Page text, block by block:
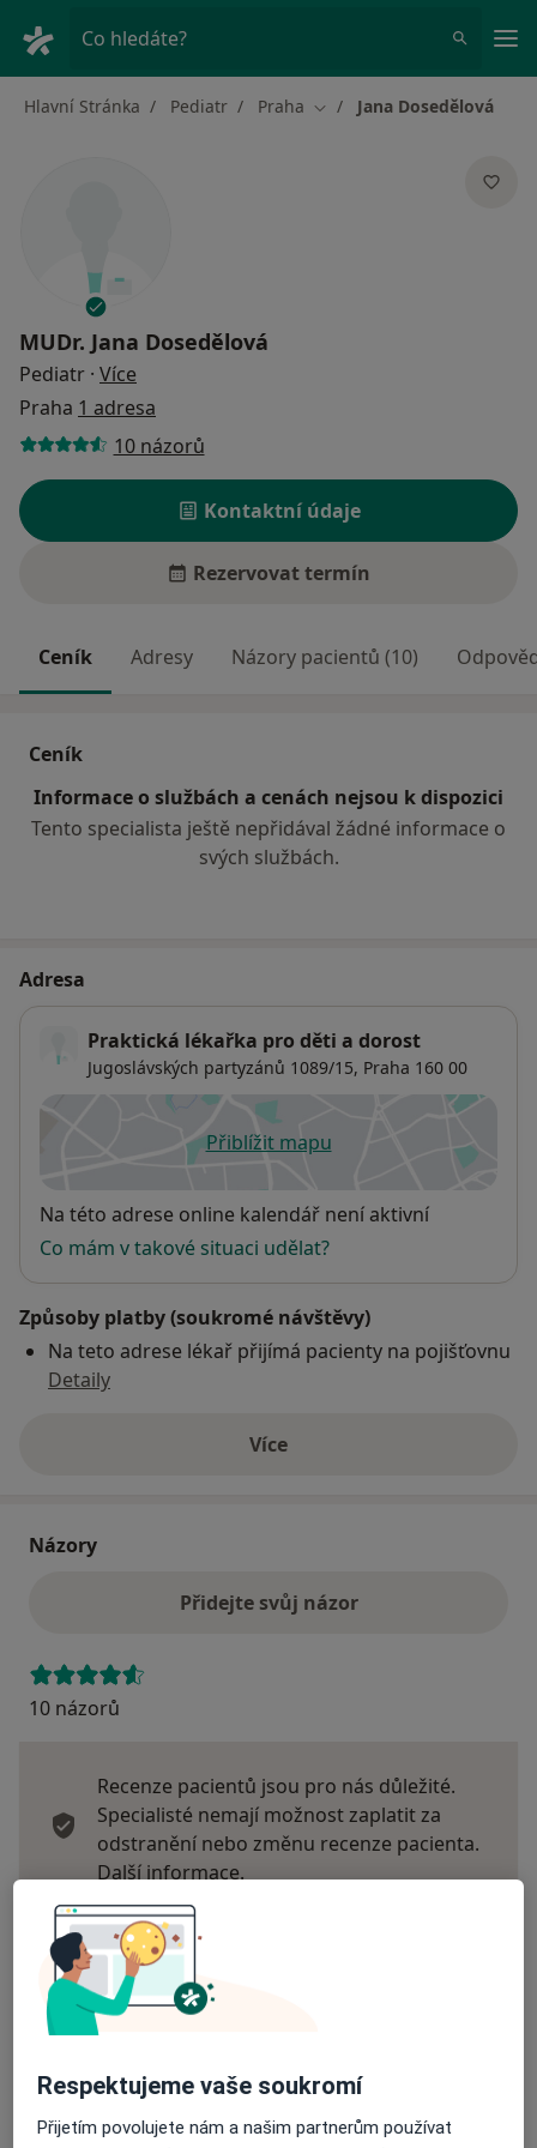
Co hledáte?
Hlavní Stránka Pediatr Praha Změna města
Jana Dosedělová
MUDr. Jana Dosedělová
Pediatr · Více
Praha 1 adresa
10 názorů
Kontaktní údaje
Rezervovat termín
Ceník Adresy Názory pacientů (10)
Ceník
Informace o službách a cenách nejsou k dispozici
Tento specialista ještě nepřidával žádné informace o
svých službách.
Adresa
Praktická lékařka pro děti a dorost
Jugoslávských partyzánů 1089/15, Praha 160 00
Přiblížit mapuse otevře v nové záložce
Dostupnost
Na této adrese online kalendář není aktivní
Co mám v takové situaci udělat?
Způsoby platby (soukromé návštěvy)
Na teto adrese lékař přijímá pacienty na pojišťovnu
Detaily
Víceo adrese
Názory
Přidejte svůj názor
10 názorů
Recenze pacientů jsou pro nás důležité.
Specialisté nemají možnost zaplatit za
odstranění nebo změnu recenze pacienta.
Další informace.
Hledejte v názorech
Respektujeme vaše soukromí
Přijetím povolujete nám a našim partnerům používat